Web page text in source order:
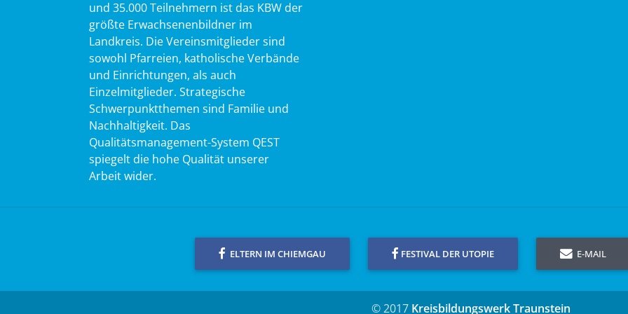
und 35.000 Teilnehmern ist das KBW der
größte Erwachsenenbildner im
Landkreis. Die Vereinsmitglieder sind
sowohl Pfarreien, katholische Verbände
und Einrichtungen, als auch
Einzelmitglieder. Strategische
Schwerpunktthemen sind Familie und
Nachhaltigkeit. Das
Qualitätsmanagement-System QEST
spiegelt die hohe Qualität unserer
Arbeit wider.
ELTERN IM CHIEMGAU FESTIVAL DER UTOPIE E-MAIL
© 2017 Kreisbildungswerk Traunstein